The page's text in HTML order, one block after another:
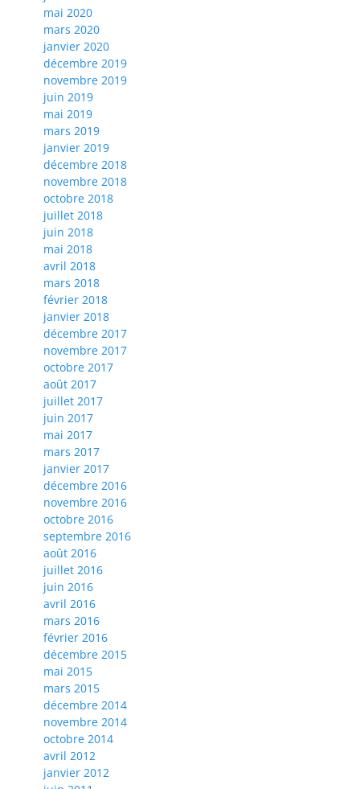
mai 2020
mars 2020
janvier 2020
décembre 2019
novembre 2019
juin 2019
mai 2019
mars 2019
janvier 2019
décembre 2018
novembre 2018
octobre 2018
juillet 2018
juin 2018
mai 2018
avril 2018
mars 2018
février 2018
janvier 2018
décembre 2017
novembre 2017
octobre 2017
août 2017
juillet 2017
juin 2017
mai 2017
mars 2017
janvier 2017
décembre 2016
novembre 2016
octobre 2016
septembre 2016
août 2016
juillet 2016
juin 2016
avril 2016
mars 2016
février 2016
décembre 2015
mai 2015
mars 2015
décembre 2014
novembre 2014
octobre 2014
avril 2012
janvier 2012